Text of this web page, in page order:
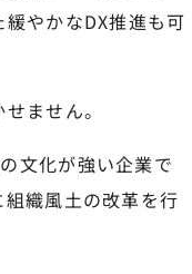
やかなDX推進も可
ません。
文化が強い企業で
織風土の改革を行